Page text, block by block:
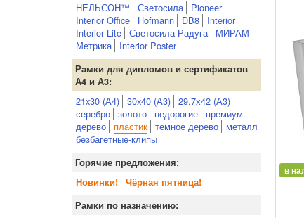
НЕЛЬСОН™ Светосила
Pioneer
Interior Office
Hofmann DB8
Interior
Interior Lite Светосила Радуга
МИРАМ
Метрика
Interior Poster
Рамки для дипломов и сертификатов
А4 и А3:
21x30 (А4) 30x40 (А3) 29.7х42 (А3)
серебро золото недорогие
премиум
дерево пластик темное дерево
металл
безбагетные-клипы
Горячие предложения:
Новинки!
Чёрная пятница!
Рамки по назначению:
в